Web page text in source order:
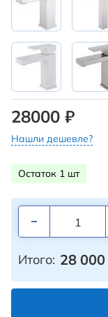
28000 ₽
Нашли дешевле?
Остаток 1 шт
Итого: 28 000